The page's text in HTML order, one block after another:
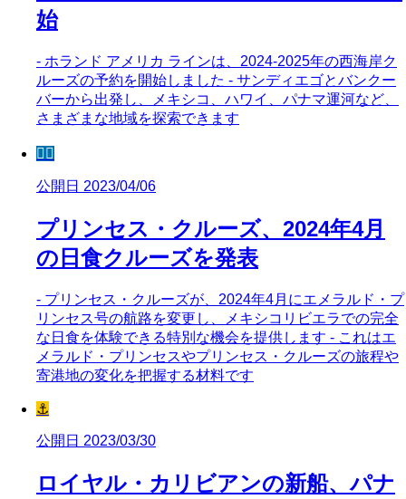
始
- ホランド アメリカ ラインは、2024-2025年の西海岸ク
ルーズの予約を開始しました - サンディエゴとバンクー
バーから出発し、メキシコ、ハワイ、パナマ運河など、
さまざまな地域を探索できます
🧜‍♀️
公開日 2023/04/06
プリンセス・クルーズ、2024年4月
の日食クルーズを発表
- プリンセス・クルーズが、2024年4月にエメラルド・プ
リンセス号の航路を変更し、メキシコリビエラでの完全
な日食を体験できる特別な機会を提供します - これはエ
メラルド・プリンセスやプリンセス・クルーズの旅程や
寄港地の変化を把握する材料です
⚓
公開日 2023/03/30
ロイヤル・カリビアンの新船、パナ